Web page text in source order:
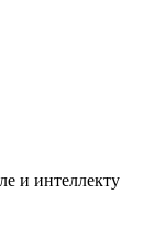
и интеллекту